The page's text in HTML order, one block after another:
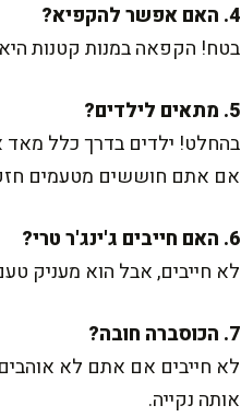
4. האם אפשר להקפיא?
בטח! הקפאה במנות קטנות
5. מתאים לילדים?
בהחלט! ילדים בדרך כלל מאד
אם אתם חוששים מטעמים
6. האם חייבים ג'ינג'ר טרי?
לא חייבים, אבל הוא מעניק טעם רענן ונפלא. אפשר
7. הכוסברה חובה?
לא חייבים אם אתם לא
אותה נקייה.